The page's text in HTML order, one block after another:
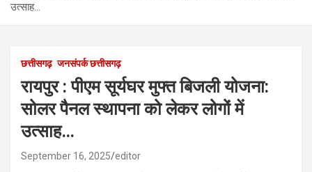
उत्साह…
छत्तीसगढ़ जनसंपर्क छत्तीसगढ़
रायपुर : पीएम सूर्यघर मुफ्त बिजली योजना:
सोलर पैनल स्थापना को लेकर लोगों में
उत्साह…
September 16, 2025 editor